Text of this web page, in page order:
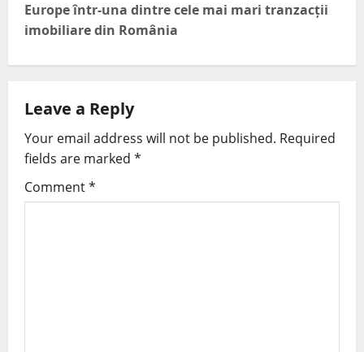
Europe într-una dintre cele mai mari tranzacții
imobiliare din România
Leave a Reply
Your email address will not be published. Required
fields are marked *
Comment*